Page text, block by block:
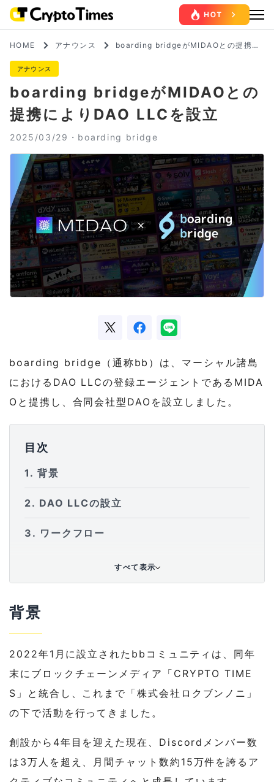
HOME アナウンス
boarding bridgeがMIDAOとの提携に
アナウンス
boarding bridgeがMIDAOとの
提携によりDAO LLCを設立
2025/03/29・ boarding bridge
boarding bridge（通称bb）は、マーシャル諸島
におけるDAO LLCの登録エージェントであるMIDA
Oと提携し、合同会社型DAOを設立しました。
目次
1 背景
2 DAO LLCの設立
3 ワークフロー
bb DAO LLC 創設メンバーコメント
4-2
4-3 Co-Founder: arata
5 MIDAOについて
6 組織
6-1 boarding bridge
6-2 Rokubunnoni Inc.
すべて表示
背景
2022年1月に設立されたbbコミュニティは、同年
末にブロックチェーンメディア「CRYPTO TIME
S」と統合し、これまで「株式会社ロクブンノニ」
の下で活動を行ってきました。
創設から4年目を迎えた現在、Discordメンバー数
は3万人を超え、月間チャット数約15万件を誇るア